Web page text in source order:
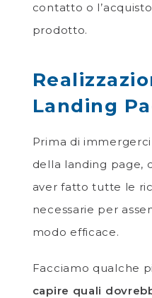
contatto o
prodotto.
Landing
Prima di
della landing page,
aver fatto tutte le
necessarie per
modo efficace.
Facciamo qualche
capire quali